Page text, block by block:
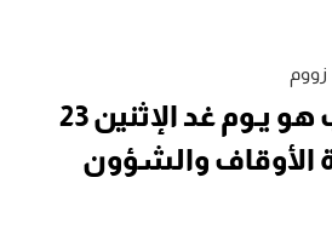
زووم
فاتح شهر رجب هو يـوم غد الإثنين 23
(وزارة الأوقاف والشؤون